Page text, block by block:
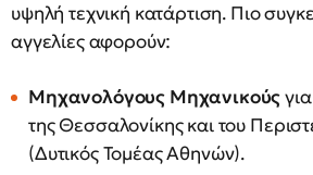
υψηλή τεχνική κατάρτιση. Πιο
αγγελίες αφορούν:
Μηχανολόγους Μηχανικούς
της Θεσσαλονίκης και του
(Δυτικός Τομέας Αθηνών).